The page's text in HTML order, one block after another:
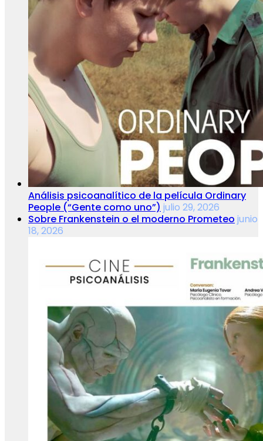
Análisis psicoanalítico de la película Ordinary
People (“Gente como uno”) julio 29, 2026
Sobre Frankenstein o el moderno Prometeo junio
18, 2026